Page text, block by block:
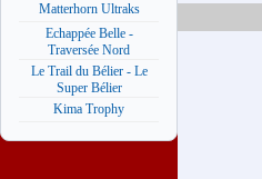
Matterhorn Ultraks
Echappée Belle -
Traversée Nord
Le Trail du Bélier - Le
Super Bélier
Kima Trophy